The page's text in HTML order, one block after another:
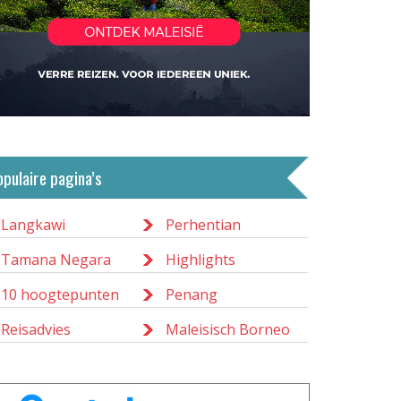
pagina’s
Langkawi
Perhentian
Tamana Negara
Highlights
10 hoogtepunten
Penang
Reisadvies
Maleisisch Borneo